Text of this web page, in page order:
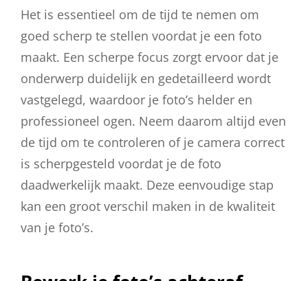
Het is essentieel om de tijd te nemen om
goed scherp te stellen voordat je een foto
maakt. Een scherpe focus zorgt ervoor dat je
onderwerp duidelijk en gedetailleerd wordt
vastgelegd, waardoor je foto’s helder en
professioneel ogen. Neem daarom altijd even
de tijd om te controleren of je camera correct
is scherpgesteld voordat je de foto
daadwerkelijk maakt. Deze eenvoudige stap
kan een groot verschil maken in de kwaliteit
van je foto’s.